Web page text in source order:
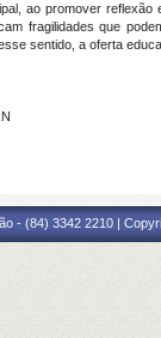
ao promover
fragilidades que
sentido, a oferta
- (84) 3342 2210 |